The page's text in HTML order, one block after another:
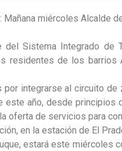
Mañana miércoles Alcalde
del Sistema Integrado de
residentes de los barrios
integrarse al circuito
este año, desde principios
oferta de servicios para
en la estación de El
estará este miércoles